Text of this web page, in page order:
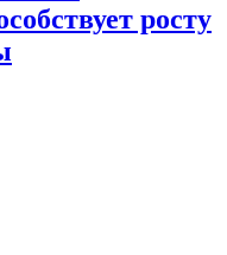
росту